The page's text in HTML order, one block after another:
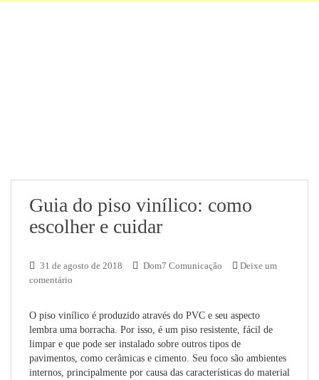
Guia do piso vinílico: como
escolher e cuidar
31 de agosto de 2018 Dom7 Comunicação
Deixe um
comentário
O piso vinílico é produzido através do PVC e seu aspecto
lembra uma borracha. Por isso, é um piso resistente, fácil de
limpar e que pode ser instalado sobre outros tipos de
pavimentos, como cerâmicas e cimento. Seu foco são ambientes
internos, principalmente por causa das características do material